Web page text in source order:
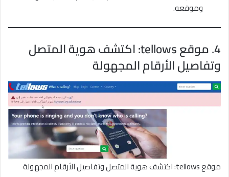
وموقعه.
4. موقع tellows: اكتشف هوية المتصل
وتفاصيل الأرقام المجهولة
موقع tellows: اكتشف هوية المتصل وتفاصيل الأرقام المجهولة